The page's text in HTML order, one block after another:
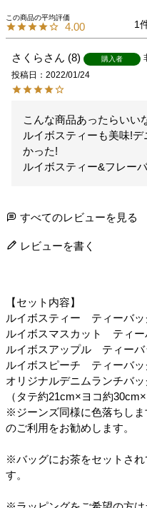
4.00 1
さくら 8 購入者
投稿日
2022/01/24
こんな商品あったらいい
ルイボスティーも美味!
かった!
ルイボスティー&フレー
すべてのレビューを見る
レビューを書く
【セット内容】
ルイボスティー ティーバッ
ルイボスマスカット ティー
ルイボスアップル ティーバ
ルイボスピーチ ティーバッ
オリジナルデニムランチバッ
（タテ約21cm×ヨコ約
※ジーンズ同様に色落ちし
のご利用をお勧めします。
※バッグにお茶をセットさ
す。